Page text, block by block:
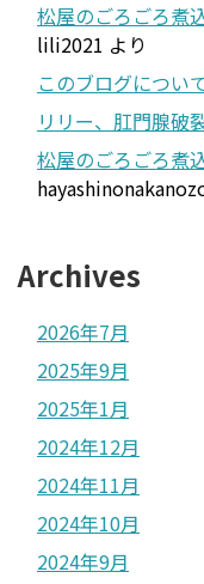
松屋のごろごろ煮
lili2021 より
このブログについて
リリー、肛門腺破
松屋のごろごろ煮
Archives
2026年7月
2025年9月
2025年1月
2024年12月
2024年11月
2024年10月
2024年9月